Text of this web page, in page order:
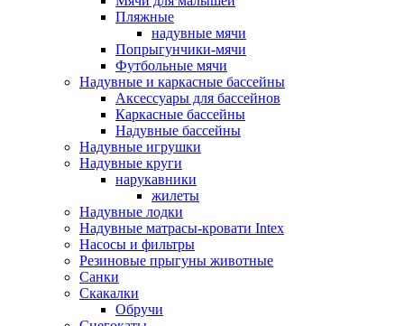
Пляжные
надувные мячи
Попрыгунчики-мячи
Футбольные мячи
Надувные и каркасные бассейны
Аксессуары для бассейнов
Каркасные бассейны
Надувные бассейны
Надувные игрушки
Надувные круги
нарукавники
жилеты
Надувные лодки
Надувные матрасы-кровати Intex
Насосы и фильтры
Резиновые прыгуны животные
Санки
Скакалки
Обручи